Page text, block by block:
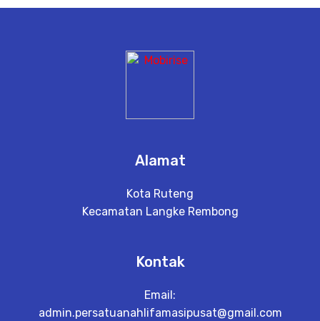
Alamat
Kota Ruteng
Kecamatan Langke Rembong
Kontak
Email:
admin.persatuanahlifamasipusat@gmail.com